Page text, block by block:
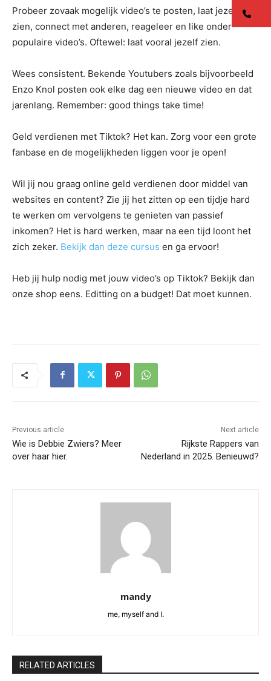
Probeer zovaak mogelijk video’s te posten, laat jezelf
zien, connect met anderen, reageleer en like onder
populaire video’s. Oftewel: laat vooral jezelf zien.
Wees consistent. Bekende Youtubers zoals bijvoorbeeld
Enzo Knol posten ook elke dag een nieuwe video en dat
jarenlang. Remember: good things take time!
Geld verdienen met Tiktok? Het kan. Zorg voor een grote
fanbase en de mogelijkheden liggen voor je open!
Wil jij nou graag online geld verdienen door middel van
websites en content? Zie jij het zitten op een tijdje hard
te werken om vervolgens te genieten van passief
inkomen? Het is hard werken, maar na een tijd loont het
zich zeker. Bekijk dan deze cursus en ga ervoor!
Heb jij hulp nodig met jouw video’s op Tiktok? Bekijk dan
onze shop eens. Editting on a budget! Dat moet kunnen.
Previous article
Wie is Debbie Zwiers? Meer
over haar hier.
Next article
Rijkste Rappers van
Nederland in 2025. Benieuwd?
mandy
me, myself and I.
RELATED ARTICLES